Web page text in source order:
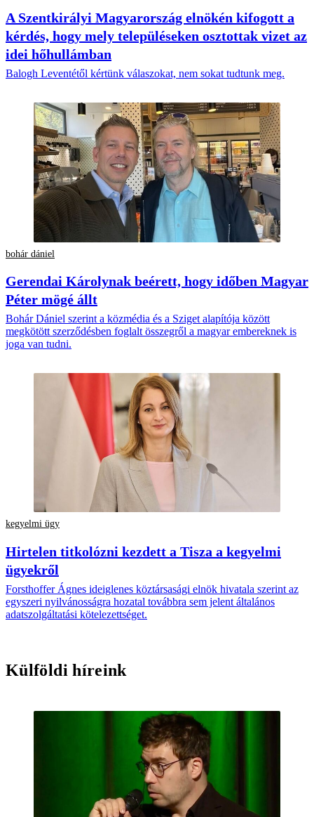
A Szentkirályi Magyarország elnökén kifogott a
kérdés, hogy mely településeken osztottak vizet az
idei hőhullámban
Balogh Leventétől kértünk válaszokat, nem sokat tudtunk meg.
bohár dániel
Gerendai Károlynak beérett, hogy időben Magyar
Péter mögé állt
Bohár Dániel szerint a közmédia és a Sziget alapítója között
megkötött szerződésben foglalt összegről a magyar embereknek is
joga van tudni.
kegyelmi ügy
Hirtelen titkolózni kezdett a Tisza a kegyelmi
ügyekről
Forsthoffer Ágnes ideiglenes köztársasági elnök hivatala szerint az
egyszeri nyilvánosságra hozatal továbbra sem jelent általános
adatszolgáltatási kötelezettséget.
Külföldi híreink